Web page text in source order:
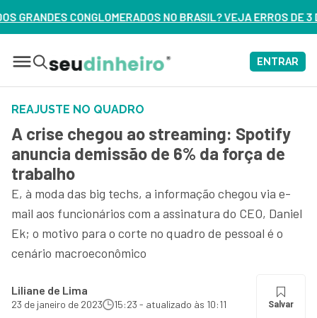
NO BRASIL? VEJA ERROS DE 3 DELES – ASSISTA AGORA
ENTRAR
REAJUSTE NO QUADRO
A crise chegou ao streaming: Spotify
anuncia demissão de 6% da força de
trabalho
E, à moda das big techs, a informação chegou via e-
mail aos funcionários com a assinatura do CEO, Daniel
Ek; o motivo para o corte no quadro de pessoal é o
cenário macroeconômico
Liliane de Lima
23 de janeiro de 2023 15:23 - atualizado às 10:11 Salvar